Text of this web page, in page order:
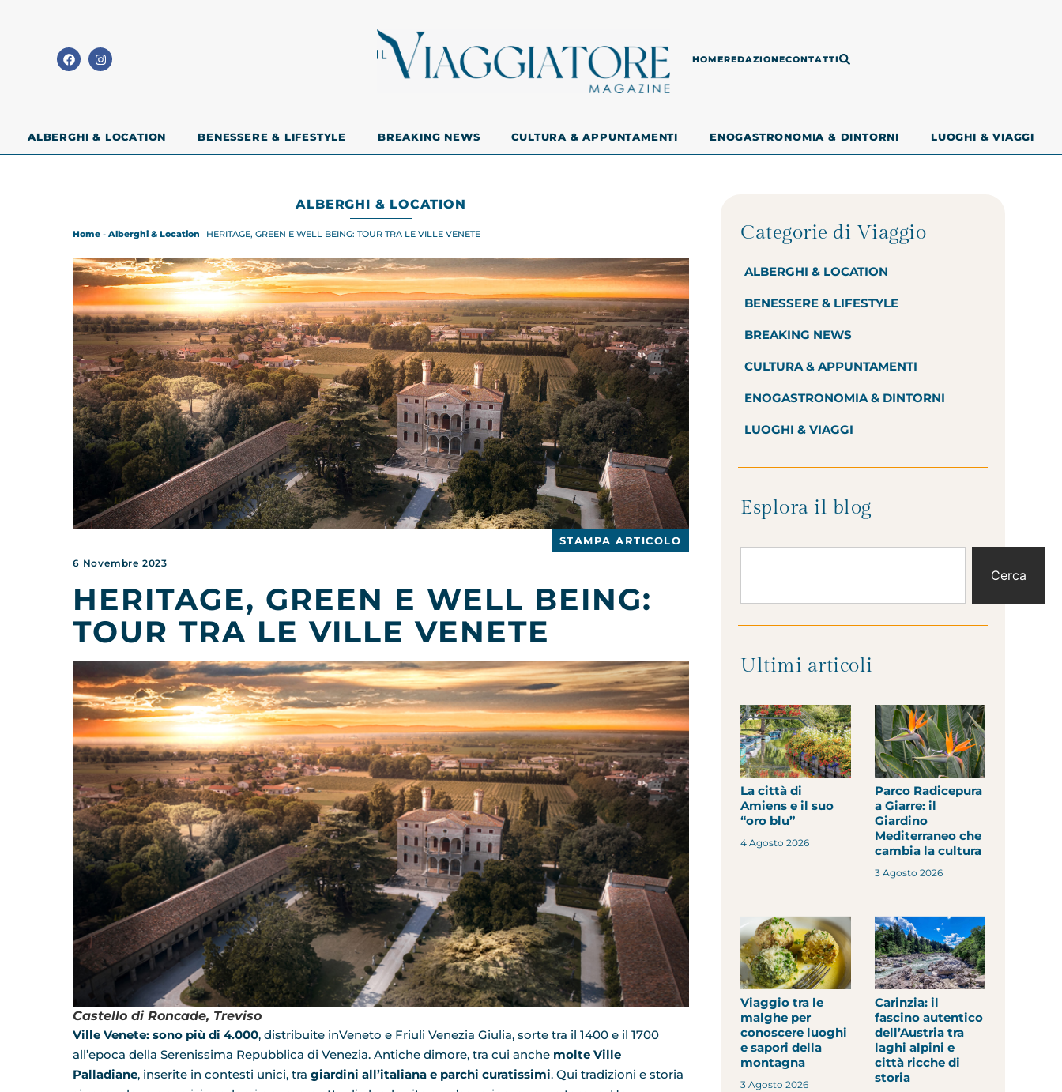
HOMEREDAZIONECONTATTI
ALBERGHI & LOCATION BENESSERE & LIFESTYLE BREAKING NEWS CULTURA & APPUNTAMENTI ENOGASTRONOMIA & DINTORNI LUOGHI & VIAGGI
ALBERGHI & LOCATION
Home - Alberghi & Location HERITAGE, GREEN E WELL BEING: TOUR TRA LE VILLE VENETE
STAMPA ARTICOLO
6 Novembre 2023
HERITAGE, GREEN E WELL BEING:
TOUR TRA LE VILLE VENETE
Castello di Roncade, Treviso
Ville Venete: sono più di 4.000, distribuite inVeneto e Friuli Venezia Giulia, sorte tra il 1400 e il 1700
all’epoca della Serenissima Repubblica di Venezia. Antiche dimore, tra cui anche molte Ville
Palladiane, inserite in contesti unici, tra giardini all’italiana e parchi curatissimi. Qui tradizioni e storia
Categorie di Viaggio
ALBERGHI & LOCATION
BENESSERE & LIFESTYLE
BREAKING NEWS
CULTURA & APPUNTAMENTI
ENOGASTRONOMIA & DINTORNI
LUOGHI & VIAGGI
Esplora il blog
Cerca
Ultimi articoli
La città di
Amiens e il suo
“oro blu”
4 Agosto 2026
Parco Radicepura
a Giarre: il
Giardino
Mediterraneo che
cambia la cultura
3 Agosto 2026
Viaggio tra le
malghe per
conoscere luoghi
e sapori della
montagna
3 Agosto 2026
Carinzia: il
fascino autentico
dell’Austria tra
laghi alpini e
città ricche di
storia